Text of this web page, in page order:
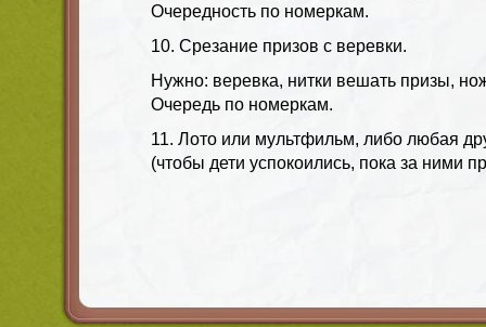
Очередность по номеркам.
10. Срезание призов с веревки.
Нужно: веревка, нитки вешать призы,
Очередь по номеркам.
11. Лото или мультфильм, либо любая
(чтобы дети успокоились, пока за ними